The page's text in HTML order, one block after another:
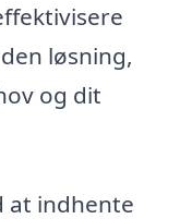
løsning,
og dit
at indhente